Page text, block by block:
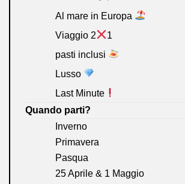
Al mare in Europa
Viaggio 2
1
pasti inclusi
Lusso
Last Minute
Quando parti?
Inverno
Primavera
Pasqua
25 Aprile & 1 Maggio